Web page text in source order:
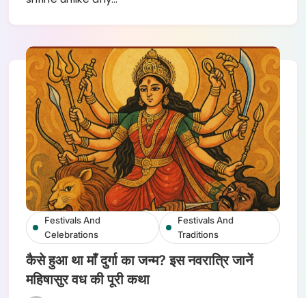
Festivals And
Celebrations
Festivals And
Traditions
कैसे हुआ था माँ दुर्गा का जन्म? इस नवरात्रि जानें
महिषासुर वध की पूरी कथा